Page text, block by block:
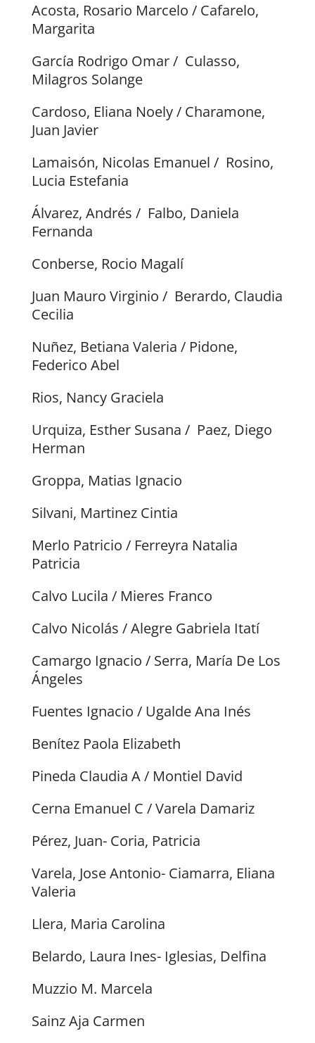
Acosta, Rosario Marcelo / Cafarelo,
Margarita
García Rodrigo Omar / Culasso,
Milagros Solange
Cardoso, Eliana Noely / Charamone,
Juan Javier
Lamaisón, Nicolas Emanuel / Rosino,
Lucia Estefania
Álvarez, Andrés / Falbo, Daniela
Fernanda
Conberse, Rocio Magalí
Juan Mauro Virginio / Berardo, Claudia
Cecilia
Nuñez, Betiana Valeria / Pidone,
Federico Abel
Rios, Nancy Graciela
Urquiza, Esther Susana / Paez, Diego
Herman
Groppa, Matias Ignacio
Silvani, Martinez Cintia
Merlo Patricio / Ferreyra Natalia
Patricia
Calvo Lucila / Mieres Franco
Calvo Nicolás / Alegre Gabriela Itatí
Camargo Ignacio / Serra, María De Los
Ángeles
Fuentes Ignacio / Ugalde Ana Inés
Benítez Paola Elizabeth
Pineda Claudia A / Montiel David
Cerna Emanuel C / Varela Damariz
Pérez, Juan- Coria, Patricia
Varela, Jose Antonio- Ciamarra, Eliana
Valeria
Llera, Maria Carolina
Belardo, Laura Ines- Iglesias, Delfina
Muzzio M. Marcela
Sainz Aja Carmen